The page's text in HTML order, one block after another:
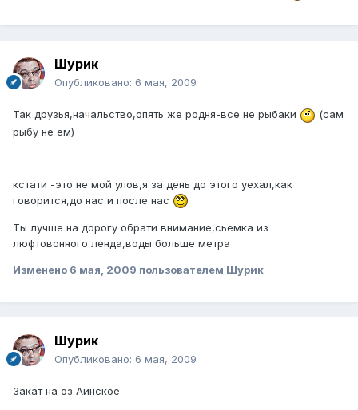
Шурик
Опубликовано: 6 мая, 2009
Так друзья,начальство,опять же родня-все не рыбаки
(сам
рыбу не ем)
кстати -это не мой улов,я за день до этого уехал,как
говорится,до нас и после нас
Ты лучше на дорогу обрати внимание,сьемка из
люфтовонного ленда,воды больше метра
Изменено 6 мая, 2009 пользователем Шурик
Шурик
Опубликовано: 6 мая, 2009
Закат на оз Аинское